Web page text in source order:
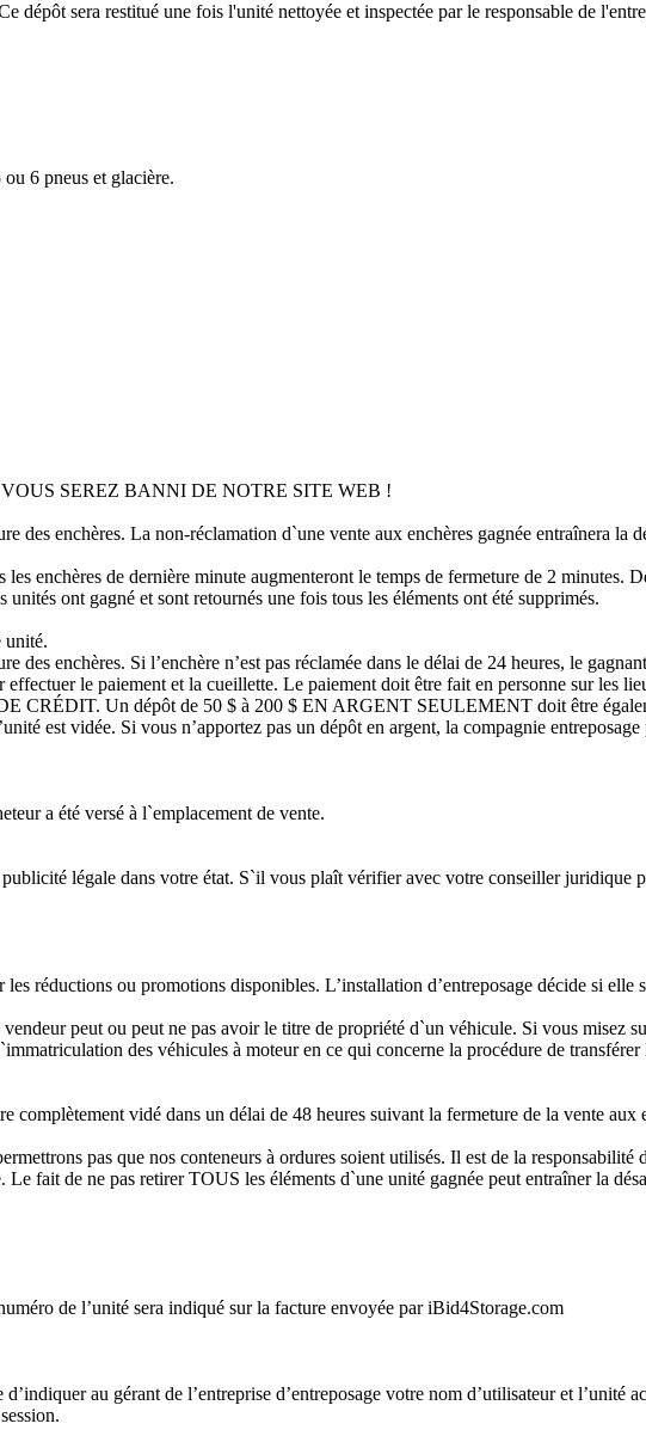
dépôt sera restitué une fois l'unité nettoyée et inspectée par le responsable de
ou 6 pneus et glacière.
SEREZ BANNI DE NOTRE SITE WEB !
des enchères. La non-réclamation d`une vente aux enchères gagnée entraînera la
enchères de dernière minute augmenteront le temps de fermeture de 2 minutes.
ont gagné et sont retournés une fois tous les éléments ont été supprimés.
unité.
enchères. Si l’enchère n’est pas réclamée dans le délai de 24 heures, le
effectuer le paiement et la cueillette. Le paiement doit être fait en personne sur les
Un dépôt de 50 $ à 200 $ EN ARGENT SEULEMENT doit être
est vidée. Si vous n’apportez pas un dépôt en argent, la compagnie
a été versé à l`emplacement de vente.
légale dans votre état. S`il vous plaît vérifier avec votre conseiller juridique
réductions ou promotions disponibles. L’installation d’entreposage décide si elle
peut ou peut ne pas avoir le titre de propriété d`un véhicule. Si vous misez
des véhicules à moteur en ce qui concerne la procédure de
vidé dans un délai de 48 heures suivant la fermeture de la vente
pas que nos conteneurs à ordures soient utilisés. Il est de la responsabilité
fait de ne pas retirer TOUS les éléments d`une unité gagnée peut entraîner la
de l’unité sera indiqué sur la facture envoyée par iBid4Storage.com
au gérant de l’entreprise d’entreposage votre nom d’utilisateur et l’unité